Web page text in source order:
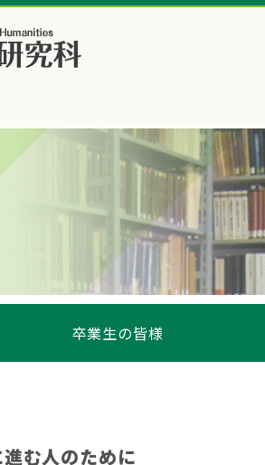
卒業生の皆様
む人のために